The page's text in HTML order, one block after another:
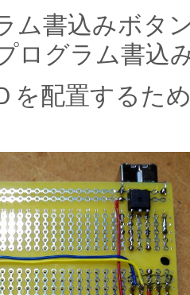
ム書込みボタ
ログラム書込
を配置するた